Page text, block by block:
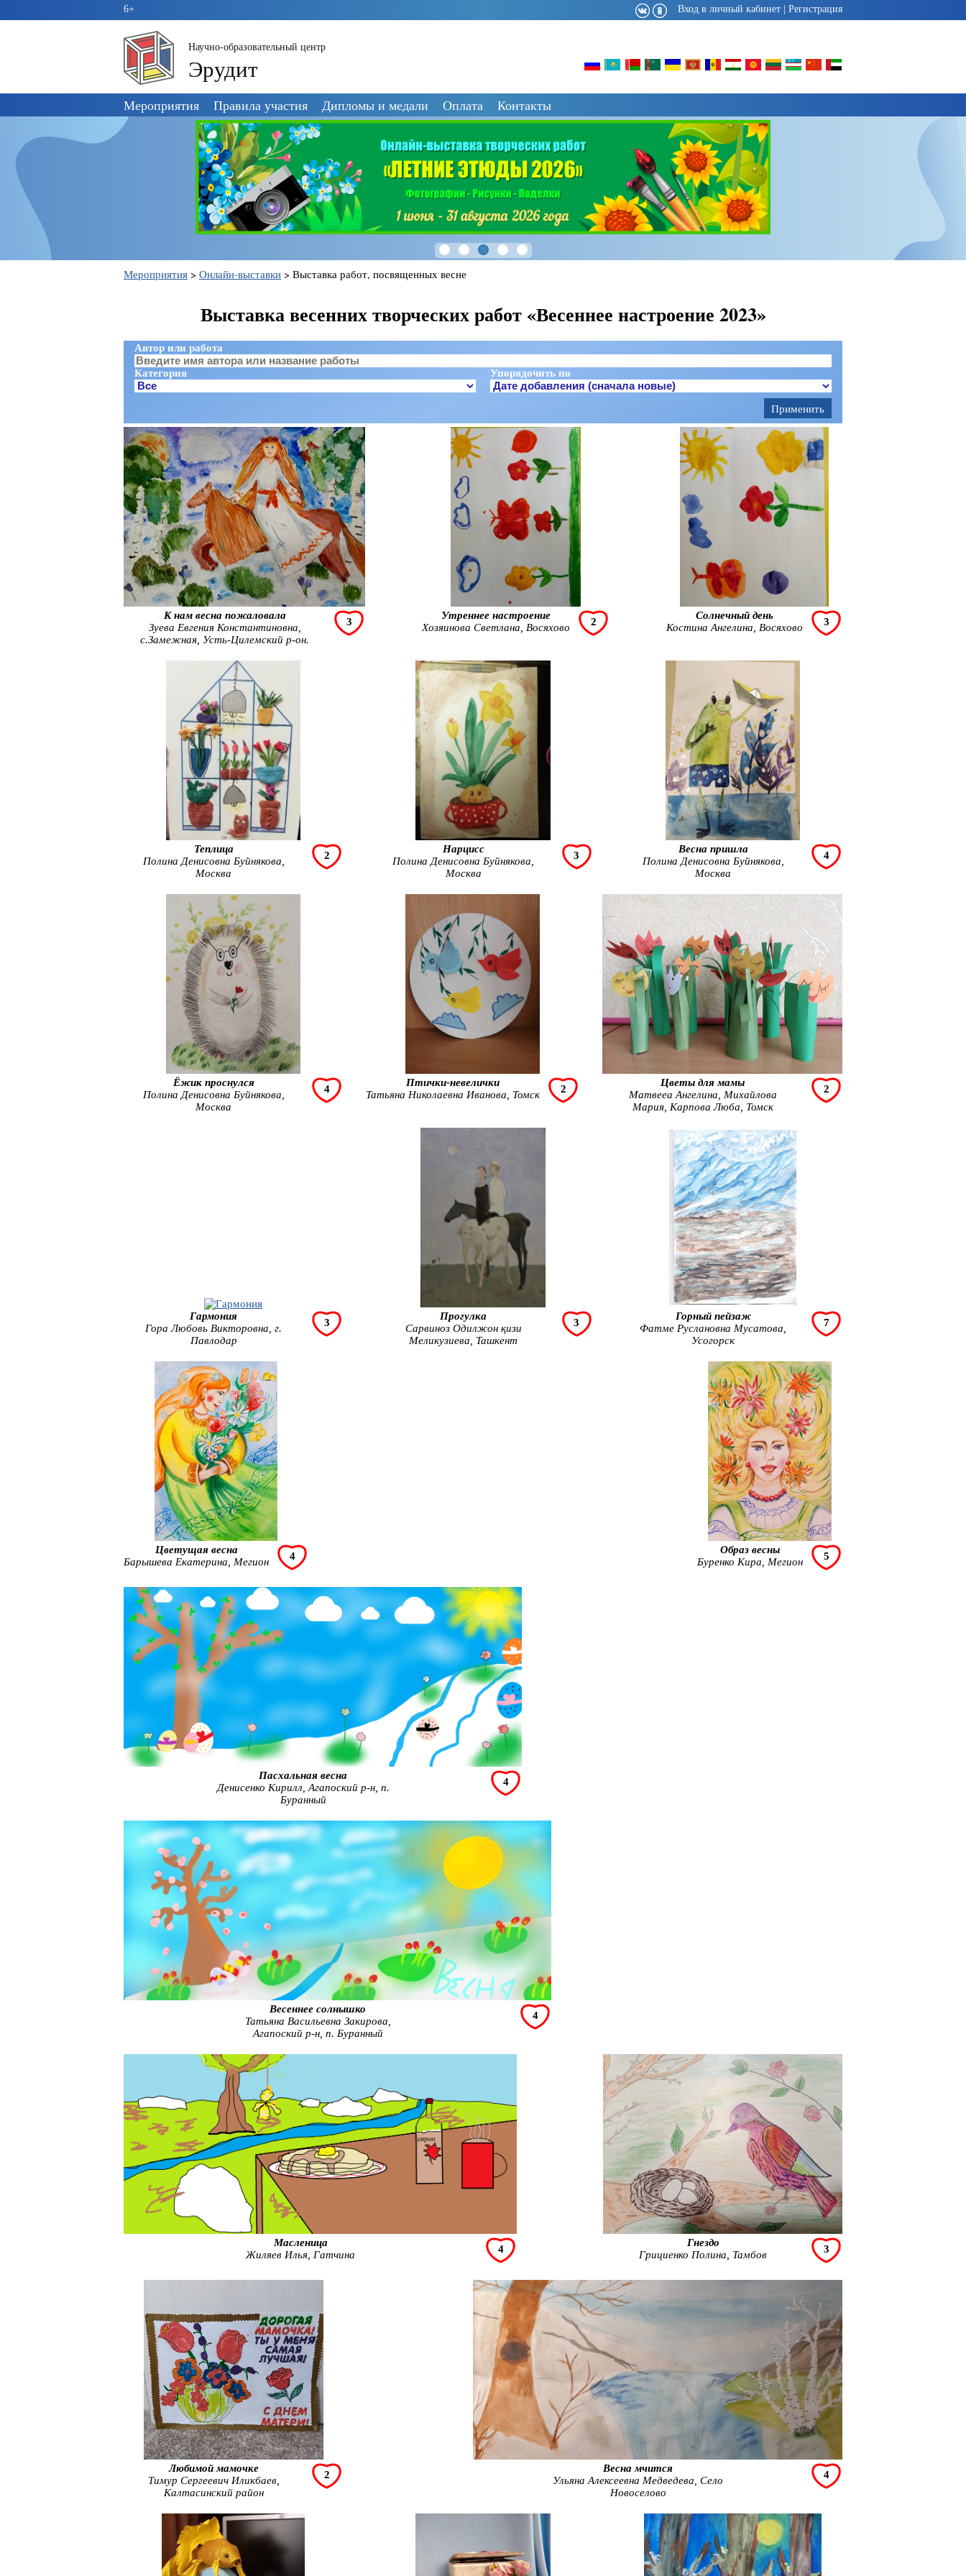
6+ Вход в личный кабинет Регистрация
Научно-образовательный центр
Эрудит
Пропустить
навигацию
Мероприятия Правила участия Дипломы и медали Оплата Контакты
Мероприятия > Онлайн-выставки > Выставка работ, посвященных весне
Выставка весенних творческих работ «Весеннее настроение 2023»
Автор или работа
Категория Упорядочить по
3
К нам весна пожаловала
Зуева Евгения Константиновна,
с.Замежная, Усть-Цилемский р-он.
2
Утреннее настроение
Хозяинова Светлана, Восяхово
3
Солнечный день
Костина Ангелина, Восяхово
2
Теплица
Полина Денисовна Буйнякова,
Москва
3
Нарцисс
Полина Денисовна Буйнякова,
Москва
4
Весна пришла
Полина Денисовна Буйнякова,
Москва
4
Ёжик проснулся
Полина Денисовна Буйнякова,
Москва
2
Птички-невелички
Татьяна Николаевна Иванова, Томск
2
Цветы для мамы
Матвееа Ангелина, Михайлова
Мария, Карпова Люба, Томск
3
Гармония
Гора Любовь Викторовна, г.
Павлодар
3
Прогулка
Сарвиноз Одилжон қизи
Меликузиева, Ташкент
7
Горный пейзаж
Фатме Руслановна Мусатова,
Усогорск
4
Цветущая весна
Барышева Екатерина, Мегион
5
Образ весны
Буренко Кира, Мегион
4
Пасхальная весна
Денисенко Кирилл, Агапоский р-н, п.
Буранный
4
Весеннее солнышко
Татьяна Васильевна Закирова,
Агапоский р-н, п. Буранный
4
Масленица
Жиляев Илья, Гатчина
3
Гнездо
Грициенко Полина, Тамбов
2
Любимой мамочке
Тимур Сергеевич Иликбаев,
Калтасинский район
4
Весна мчится
Ульяна Алексеевна Медведева, Село
Новоселово